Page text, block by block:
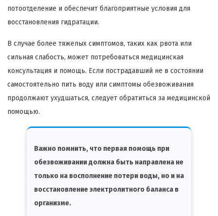
потоотделение и обеспечит благоприятные условия для
восстановления гидратации.
В случае более тяжелых симптомов, таких как рвота или
сильная слабость, может потребоваться медицинская
консультация и помощь. Если пострадавший не в состоянии
самостоятельно пить воду или симптомы обезвоживания
продолжают ухудшаться, следует обратиться за медицинской
помощью.
Важно помнить, что первая помощь при
обезвоживании должна быть направлена не
только на восполнение потери воды, но и на
восстановление электролитного баланса в
организме.